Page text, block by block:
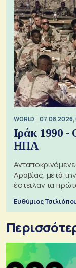
WORLD 07.08.2026,
Ιράκ 1990 -
ΗΠΑ
Αραβίας, μετά
έστειλαν τα
Ευθύμιος